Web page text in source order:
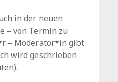
in der neuen
– von Termin zu
– Moderator*in gibt
wird geschrieben